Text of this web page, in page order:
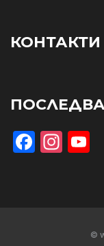
КОНТАКТИ
©